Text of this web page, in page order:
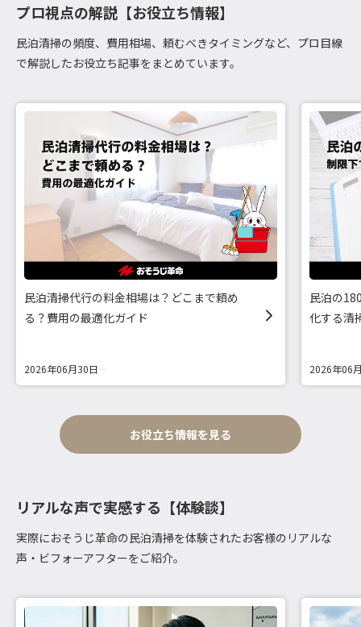
プロ視点の解説【お役立ち情報】
民泊清掃の頻度、費用相場、頼むべきタイミングなど、プロ目線
で解説したお役立ち記事をまとめています。
民泊清掃代行の料金相場は？どこまで頼め
る？費用の最適化ガイド
2026年06月30日
民泊の
化する清
2026年06
お役立ち情報を見る
リアルな声で実感する【体験談】
実際におそうじ革命の民泊清掃を体験されたお客様のリアルな
声・ビフォーアフターをご紹介。